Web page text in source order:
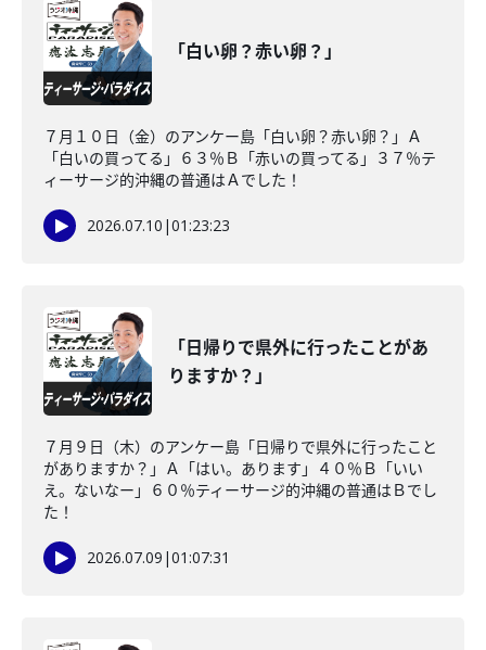
「白い卵？赤い卵？」
７月１０日（金）のアンケー島「白い卵？赤い卵？」Ａ
「白いの買ってる」６３％Ｂ「赤いの買ってる」３７％テ
ィーサージ的沖縄の普通はＡでした！
2026.07.10 |01:23:23
「日帰りで県外に行ったことがあ
りますか？」
７月９日（木）のアンケー島「日帰りで県外に行ったこと
がありますか？」Ａ「はい。あります」４０％Ｂ「いい
え。ないなー」６０％ティーサージ的沖縄の普通はＢでし
た！
2026.07.09 |01:07:31